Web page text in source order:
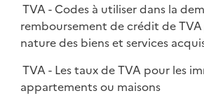
TVA - Codes à utiliser dans la
remboursement de crédit de
nature des biens et services
TVA - Les taux de TVA pour les
appartements ou maisons